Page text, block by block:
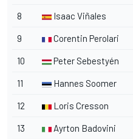
8 Isaac Viñales
9 Corentin Perolari
10 Peter Sebestyén
11 Hannes Soomer
12 Loris Cresson
13 Ayrton Badovini